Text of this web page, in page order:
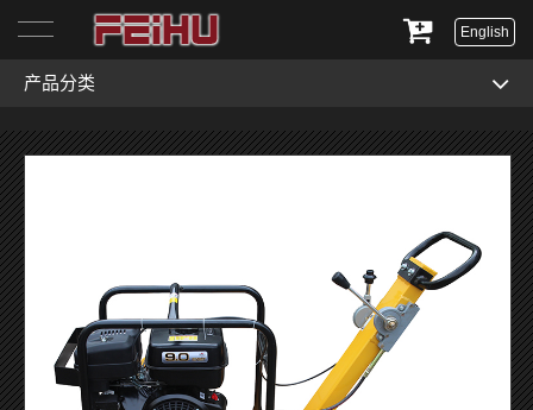
English
产品分类
首页
关于我们
新闻资讯
联系我们